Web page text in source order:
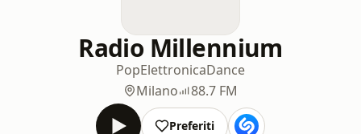
Radio Millennium
PopElettronicaDance
Milano
88.7 FM
Preferiti